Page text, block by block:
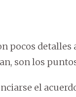
pocos
son los
el